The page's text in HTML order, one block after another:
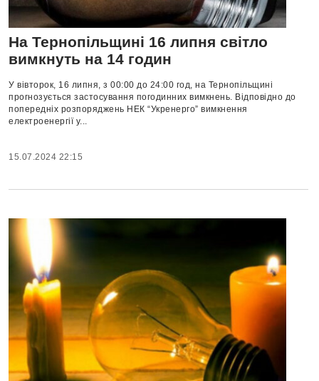
На Тернопільщині 16 липня світло
вимкнуть на 14 годин
У вівторок, 16 липня, з 00:00 до 24:00 год, на Тернопільщині
прогнозується застосування погодинних вимкнень. Відповідно до
попередніх розпоряджень НЕК “Укренерго” вимкнення
електроенергії у...
15.07.2024 22:15